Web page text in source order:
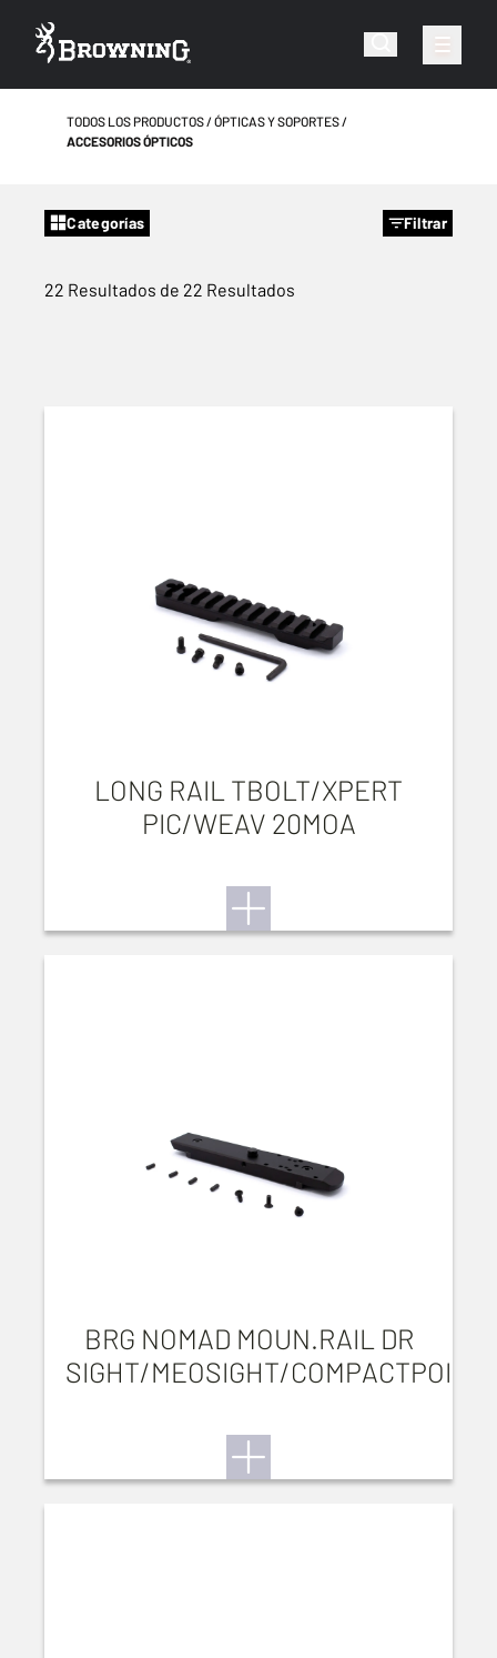
TODOS LOS PRODUCTOS
ÓPTICAS Y SOPORTES
ACCESORIOS ÓPTICOS
Categorías Filtrar
22 Resultados de 22 Resultados
LONG RAIL TBOLT/XPERT
PIC/WEAV 20MOA
BRG NOMAD MOUN.RAIL DR
SIGHT/MEOSIGHT/COMPACTPOINT